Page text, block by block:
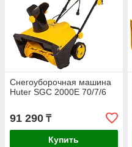
Снегоуборочная машина
Huter SGC 2000E 70/7/6
91 290 ₸
Купить